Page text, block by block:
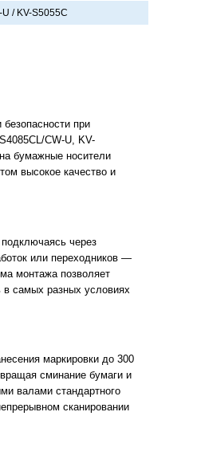
/ KV-S5055C
при
CW-U, KV-
бумажные носители
высокое качество и
через
или переходников —
монтажа позволяет
в самых разных условиях
маркировки до 300
сминание бумаги и
валами стандартного
сканировании